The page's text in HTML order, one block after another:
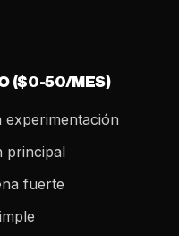
($0-50/MES)
experimentación
principal
fuerte